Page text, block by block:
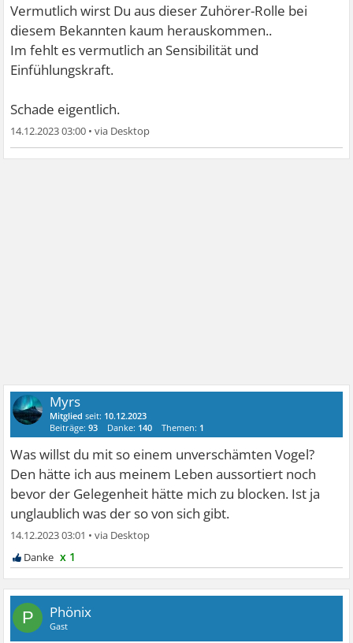
Vermutlich wirst Du aus dieser Zuhörer-Rolle bei
diesem Bekannten kaum herauskommen..
Im fehlt es vermutlich an Sensibilität und
Einfühlungskraft.
Schade eigentlich.
14.12.2023 03:00 •
Myrs
Mitglied seit: 10.12.2023
Beiträge:93 Danke: 140 Themen: 1
Was willst du mit so einem unverschämten Vogel?
Den hätte ich aus meinem Leben aussortiert noch
bevor der Gelegenheit hätte mich zu blocken. Ist ja
unglaublich was der so von sich gibt.
14.12.2023 03:01 •
x 1
P Phönix
Gast